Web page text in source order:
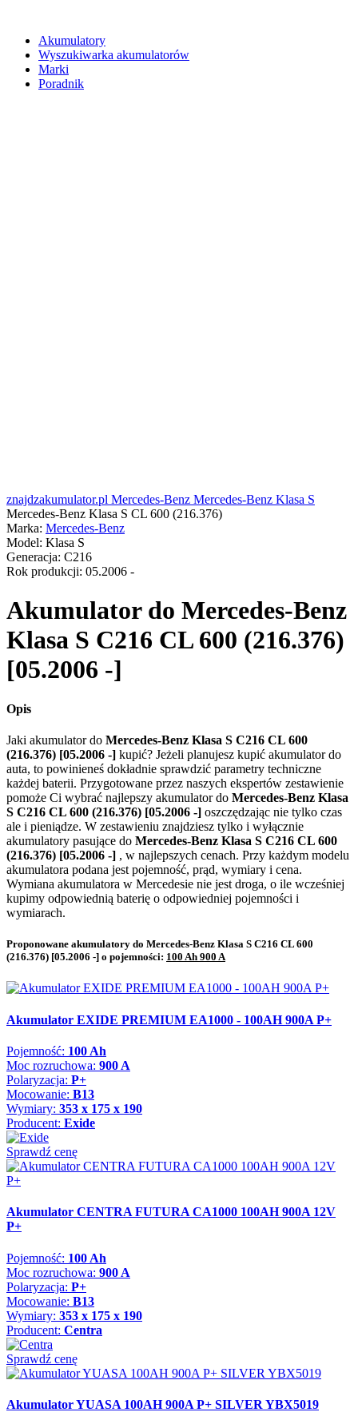
Akumulatory
Wyszukiwarka akumulatorów
Marki
Poradnik
znajdzakumulator.pl Mercedes-Benz Mercedes-Benz Klasa S
Mercedes-Benz Klasa S CL 600 (216.376)
Marka: Mercedes-Benz
Model: Klasa S
Generacja: C216
Rok produkcji: 05.2006 -
Akumulator do Mercedes-Benz
Klasa S C216 CL 600 (216.376)
[05.2006 -]
Opis
Jaki akumulator do Mercedes-Benz Klasa S C216 CL 600
(216.376) [05.2006 -] kupić? Jeżeli planujesz kupić akumulator do
auta, to powinieneś dokładnie sprawdzić parametry techniczne
każdej baterii. Przygotowane przez naszych ekspertów zestawienie
pomoże Ci wybrać najlepszy akumulator do Mercedes-Benz Klasa
S C216 CL 600 (216.376) [05.2006 -] oszczędzając nie tylko czas
ale i pieniądze. W zestawieniu znajdziesz tylko i wyłącznie
akumulatory pasujące do Mercedes-Benz Klasa S C216 CL 600
(216.376) [05.2006 -] , w najlepszych cenach. Przy każdym modelu
akumulatora podana jest pojemność, prąd, wymiary i cena.
Wymiana akumulatora w Mercedesie nie jest droga, o ile wcześniej
kupimy odpowiednią baterię o odpowiedniej pojemności i
wymiarach.
Proponowane akumulatory do Mercedes-Benz Klasa S C216 CL 600
(216.376) [05.2006 -] o pojemności: 100 Ah 900 A
Akumulator EXIDE PREMIUM EA1000 - 100AH 900A P+
Pojemność: 100 Ah
Moc rozruchowa: 900 A
Polaryzacja: P+
Mocowanie: B13
Wymiary: 353 x 175 x 190
Producent: Exide
Sprawdź cenę
Akumulator CENTRA FUTURA CA1000 100AH 900A 12V
P+
Pojemność: 100 Ah
Moc rozruchowa: 900 A
Polaryzacja: P+
Mocowanie: B13
Wymiary: 353 x 175 x 190
Producent: Centra
Sprawdź cenę
Akumulator YUASA 100AH 900A P+ SILVER YBX5019